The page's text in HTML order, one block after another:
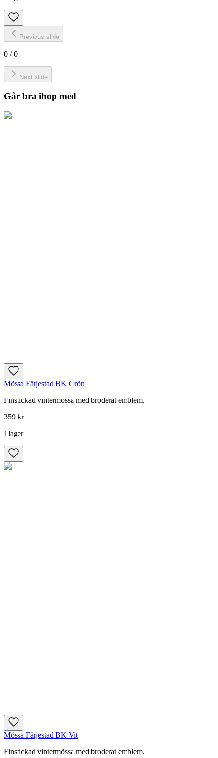
Previous slide
0 /0
Next slide
Går bra ihop med
Mössa Färjestad BK Grön
Finstickad vintermössa med broderat emblem.
359 kr
I lager
Mössa Färjestad BK Vit
Finstickad vintermössa med broderat emblem.